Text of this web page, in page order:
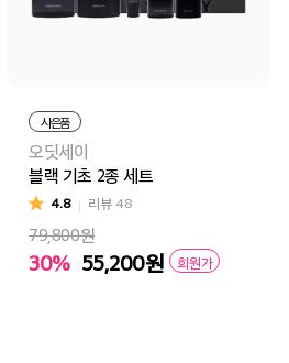
사은품
오딧세이
블랙 기초 2종 세트
4.8 리뷰 48
79,800원
30% 55,200원 회원가